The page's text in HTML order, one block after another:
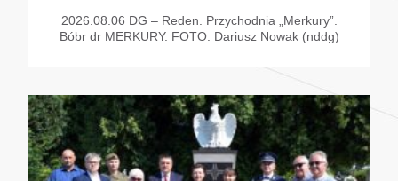
2026.08.06 DG – Reden. Przychodnia „Merkury”.
Bóbr dr MERKURY. FOTO: Dariusz Nowak (nddg)